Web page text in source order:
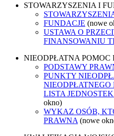
STOWARZYSZENIA I
FUNDACJE (nowe
USTAWA O
FINANSOWANIU
NIEODPŁATNA POMOC
PODSTAWY
PUNKTY
NIEODPŁATNEGO
LISTA
okno)
WYKAZ OSÓB,
PRAWNA (nowe